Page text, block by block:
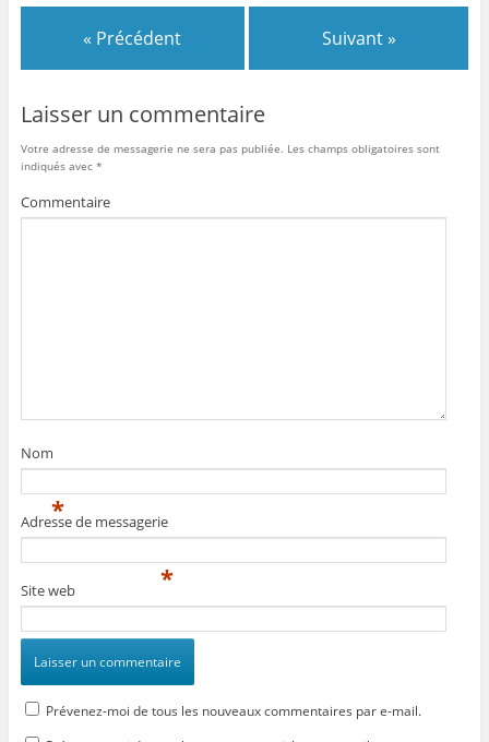
« Précédent Suivant »
Laisser un commentaire
Votre adresse de messagerie ne sera pas publiée. Les champs obligatoires sont
indiqués avec *
Commentaire
Nom
*
Adresse de messagerie
*
Site web
Prévenez-moi de tous les nouveaux commentaires par e-mail.